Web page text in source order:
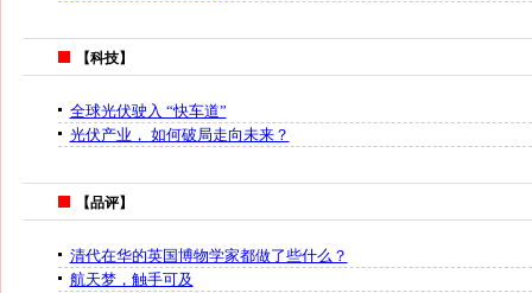
【科技】
全球光伏驶入 “快车道”
光伏产业， 如何破局走向未来？
【品评】
清代在华的英国博物学家都做了些什么？
航天梦，触手可及